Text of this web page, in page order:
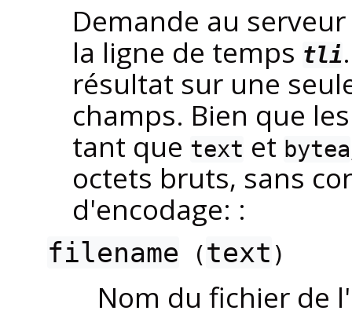
Demande au
la ligne de temps tli
résultat sur une
champs. Bien que
tant que text et bytea
octets bruts, sans
d'encodage: :
filename (text )
Nom du fichier de